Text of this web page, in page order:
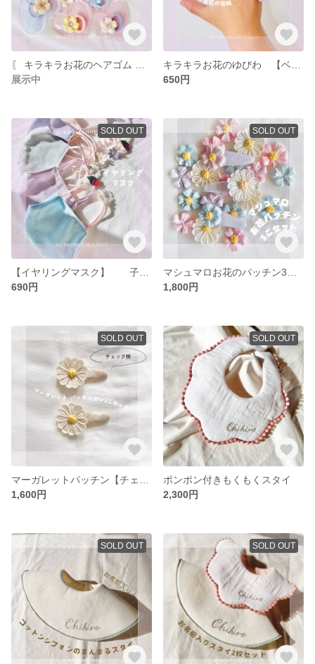
展示中
650円
SOLD OUT
690円
SOLD OUT
1,800円
SOLD OUT
1,600円
SOLD OUT
ポンポン付きもくもくスタイ
2,300円
SOLD OUT SOLD OUT